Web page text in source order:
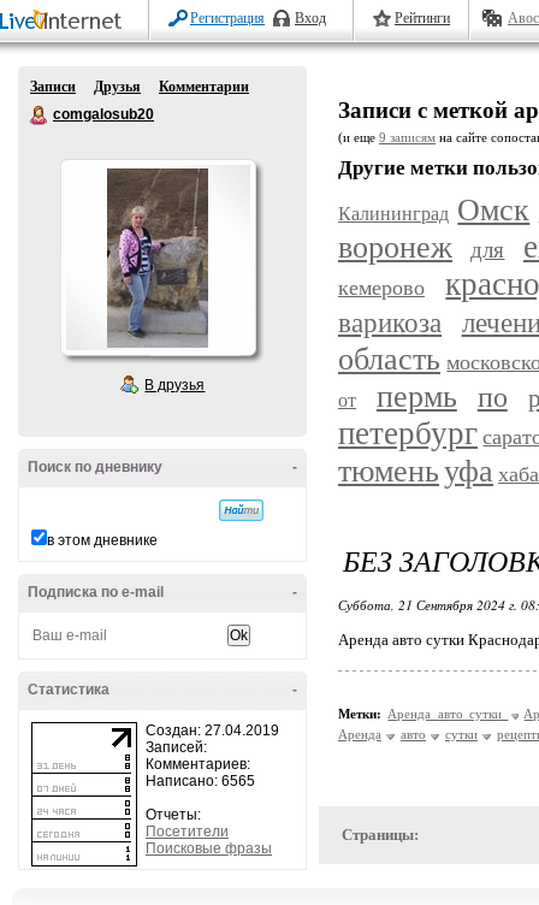
Регистрация Вход Рейтинги
Записи Друзья
Комментарии
comgalosub20
В друзья
-
Поиск по дневнику
в этом дневнике
-
Подписка по e-mail
-
Статистика
Создан: 27.04.2019
Записей:
Комментариев:
Написано: 6565
Отчеты:
Посетители
Поисковые фразы
Записи с меткой
(и еще 9 записям на сайте
Другие метки
Калининград Омск
воронеж для
кемерово
варикоза
область
от пермь по
петербург
тюменьуфа
БЕЗ
Суббота, 21 Сентября 2024 г.
Аренда авто сутки
Метки: Аренда авто сутки
Аренда
авто сутки
Страницы: